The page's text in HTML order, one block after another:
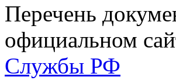
Перечень
официальном
Службы РФ